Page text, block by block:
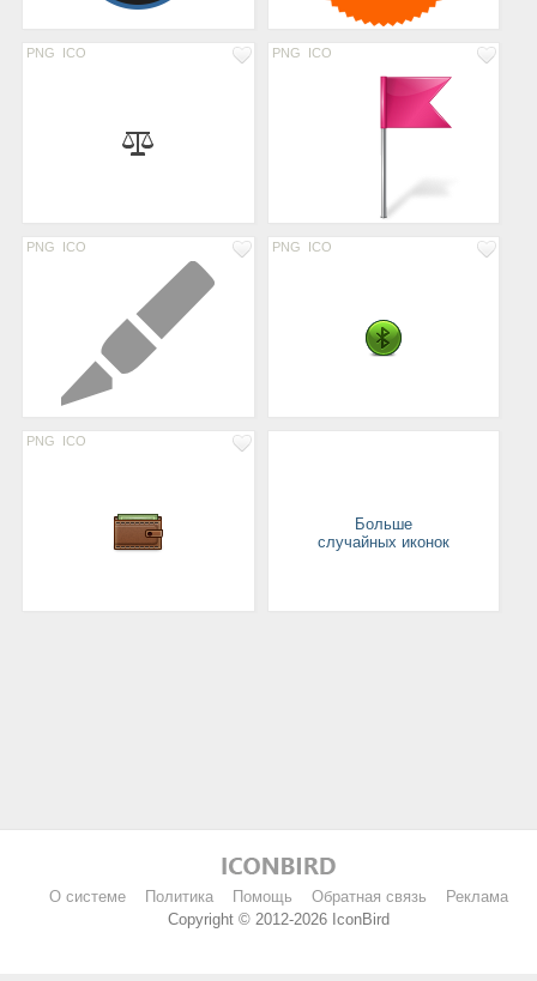
PNG ICO PNG ICO
PNG ICO PNG ICO
PNG ICO
Больше
случайных иконок
О системе Политика Помощь Обратная связь
Реклама
Copyright © 2012-2026 IconBird